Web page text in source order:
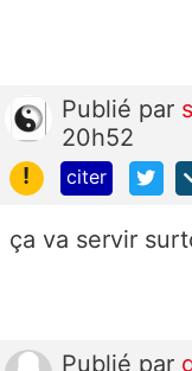
Publié par
20h52
!
citer
ça va servir
Publié par